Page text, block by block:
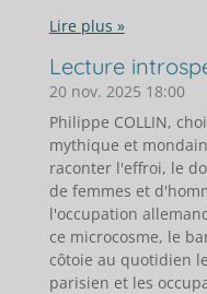
Lire plus »
Lecture
20 nov. 2025 18:00
Philippe COLLIN,
mythique et
raconter l'effroi, le
de femmes et
l'occupation
ce microcosme, le
côtoie au quotidien
parisien et les